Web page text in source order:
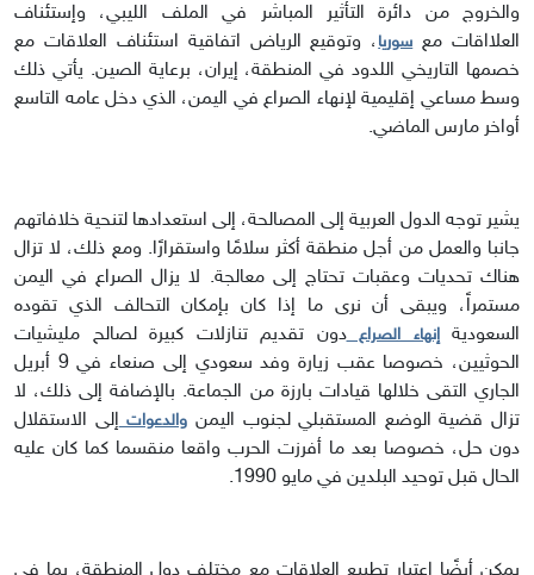
والخروج من دائرة التأثير المباشر في الملف الليبي، وإستئناف
العلااقات مع سوريا ، وتوقيع الرياض اتفاقية استئناف العلاقات مع
خصمها التاريخي اللدود في المنطقة، إيران، برعاية الصين. يأتي ذلك
وسط مساعي إقليمية لإنهاء الصراع في اليمن، الذي دخل عامه التاسع
أواخر مارس الماضي.
يشير توجه الدول العربية إلى المصالحة، إلى استعدادها لتنحية خلافاتهم
جانبا والعمل من أجل منطقة أكثر سلامًا واستقرارًا. ومع ذلك، لا تزال
هناك تحديات وعقبات تحتاج إلى معالجة. لا يزال الصراع في اليمن
مستمراً، ويبقى أن نرى ما إذا كان بإمكان التحالف الذي تقوده
السعوديةإنهاء الصراعدون تقديم تنازلات كبيرة لصالح مليشيات
الحوثيين، خصوصا عقب زيارة وفد سعودي إلى صنعاء في 9 أبريل
الجاري التقى خلالها قيادات بارزة من الجماعة. بالإضافة إلى ذلك، لا
تزال قضية الوضع المستقبلي لجنوب اليمن والدعوات إلى الاستقلال
دون حل، خصوصا بعد ما أفرزت الحرب واقعا منقسما كما كان عليه
الحال قبل توحيد البلدين في مايو 1990.